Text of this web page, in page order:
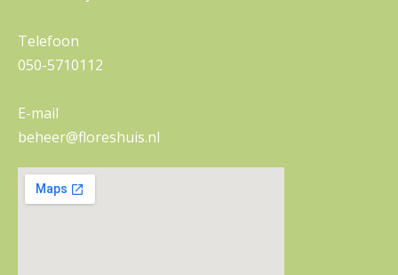
Telefoon
050-5710112
E-mail
beheer@floreshuis.nl